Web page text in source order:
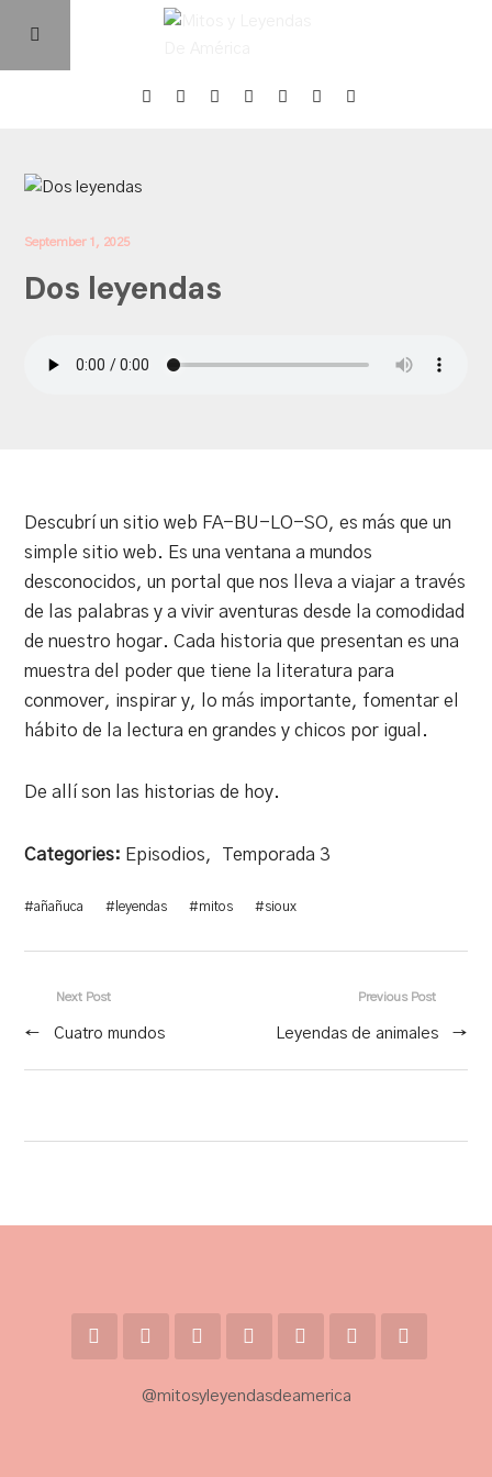
Quienes Somos
Contacto
September 1, 2025
Dos leyendas
Descubrí un sitio web FA-BU-LO-SO, es más que un
simple sitio web. Es una ventana a mundos
desconocidos, un portal que nos lleva a viajar a través
de las palabras y a vivir aventuras desde la comodidad
de nuestro hogar. Cada historia que presentan es una
muestra del poder que tiene la literatura para
conmover, inspirar y, lo más importante, fomentar el
hábito de la lectura en grandes y chicos por igual.
De allí son las historias de hoy.
Categories: Episodios, Temporada 3
#añañuca # leyendas #mitos #sioux
Previous Post
Leyendas de animales →
Next Post
← Cuatro mundos
@mitosyleyendasdeamerica